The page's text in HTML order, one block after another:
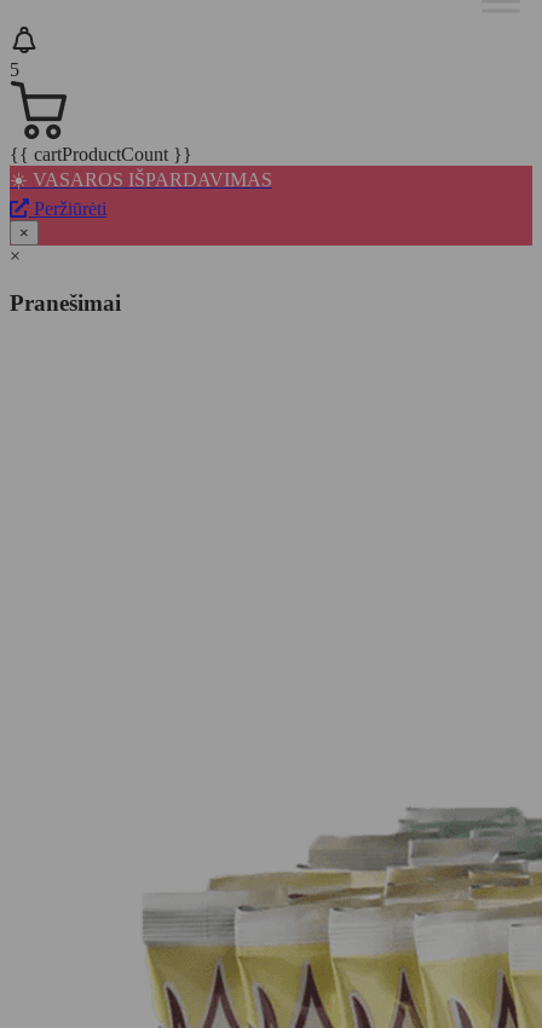
5
{{ cartProductCount }}
☀️ VASAROS IŠPARDAVIMAS
Peržiūrėti
×
×
Pranešimai